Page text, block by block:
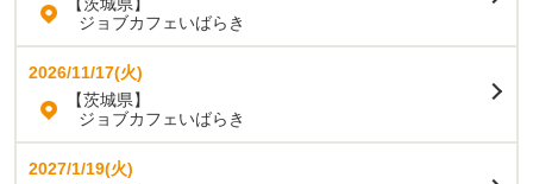
ジョブカフェいばらき
2026/11/17(火)
【茨城県】
ジョブカフェいばらき
2027/1/19(火)